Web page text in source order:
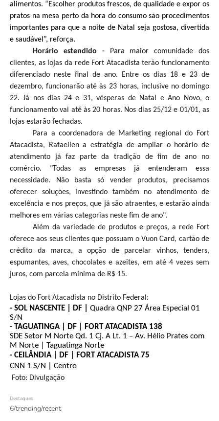
alimentos. “Escolher produtos frescos, de qualidade e expor os
pratos na mesa perto da hora do consumo são procedimentos
importantes para que a noite de Natal seja gostosa, divertida
e saudável”, reforça.
Horário estendido -Para maior comunidade dos
clientes, as lojas da rede Fort Atacadista terão funcionamento
diferenciado neste final de ano. Entre os dias 18 e 23 de
dezembro, funcionarão até às 23 horas, inclusive no domingo
22. Já nos dias 24 e 31, vésperas de Natal e Ano Novo, o
funcionamento vai até às 20 horas. Nos dias 25/12 e 01/01, as
lojas estarão fechadas.
Para a coordenadora de Marketing regional do Fort
Atacadista, Rafaellen a estratégia de ampliar o horário de
atendimento já faz parte da tradição de fim de ano no
comércio. "Todas as empresas já entenderam essa
necessidade. Não basta só vender produtos, precisamos
oferecer soluções, investindo também no atendimento de
excelência e nos preços, que já são atraentes, e estarão ainda
melhores em várias categorias neste fim de ano".
Além da variedade de produtos e preços, a rede Fort
oferece aos seus clientes que possuam o Vuon Card, cartão de
crédito da marca, a opção de parcelar vinhos, tenders,
espumantes, aves, chocolates e azeites, em até 4 vezes sem
juros, com parcela mínima de R$ 15.
Lojas do Fort Atacadista no Distrito Federal:
- SOL NASCENTE | DF | Quadra QNP 27 Área Especial 01
S/N
- TAGUATINGA | DF | FORT ATACADISTA 138
SDE Setor M Norte Qd. 1 Cj. A Lt. 1 – Av. Hélio Prates com
M Norte | Taguatinga Norte
- CEILÂNDIA | DF | FORT ATACADISTA 75
CNN 1 S/N | Centro
Foto: Divulgação
Destaques
6/trending/recent